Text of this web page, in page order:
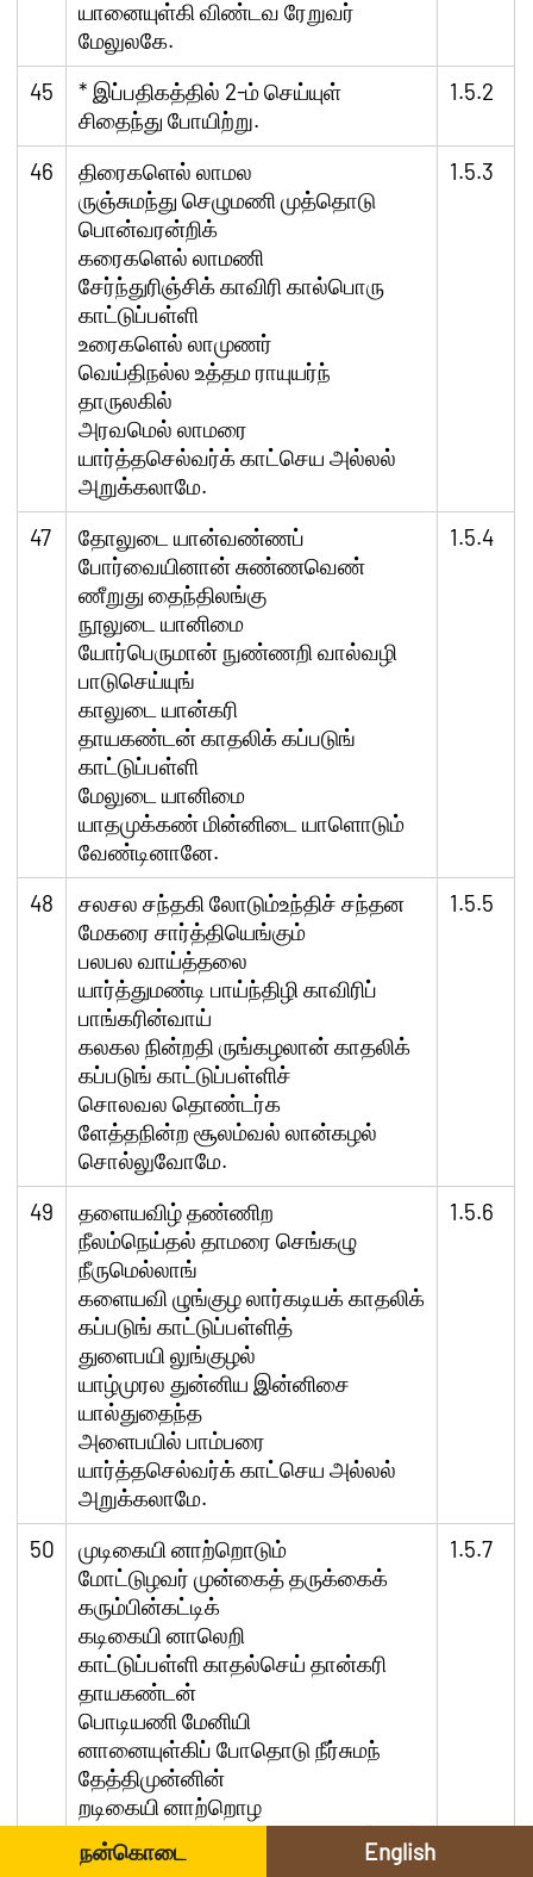
நன்கொடை English
யானையுள்கி விண்டவ ரேறுவர்
மேலுலகே.
45
* இப்பதிகத்தில் 2-ம் செய்யுள்
சிதைந்து போயிற்று.
1.5.2
46
திரைகளெல் லாமல
ருஞ்சுமந்து செழுமணி முத்தொடு
பொன்வரன்றிக்
கரைகளெல் லாமணி
சேர்ந்துரிஞ்சிக் காவிரி கால்பொரு
காட்டுப்பள்ளி
உரைகளெல் லாமுணர்
வெய்திநல்ல உத்தம ராயுயர்ந்
தாருலகில்
அரவமெல் லாமரை
யார்த்தசெல்வர்க் காட்செய அல்லல்
அறுக்கலாமே.
1.5.3
47
தோலுடை யான்வண்ணப்
போர்வையினான் சுண்ணவெண்
ணீறுது தைந்திலங்கு
நூலுடை யானிமை
யோர்பெருமான் நுண்ணறி வால்வழி
பாடுசெய்யுங்
காலுடை யான்கரி
தாயகண்டன் காதலிக் கப்படுங்
காட்டுப்பள்ளி
மேலுடை யானிமை
யாதமுக்கண் மின்னிடை யாளொடும்
வேண்டினானே.
1.5.4
48
சலசல சந்தகி லோடும்உந்திச் சந்தன
மேகரை சார்த்தியெங்கும்
பலபல வாய்த்தலை
யார்த்துமண்டி பாய்ந்திழி காவிரிப்
பாங்கரின்வாய்
கலகல நின்றதி ருங்கழலான் காதலிக்
கப்படுங் காட்டுப்பள்ளிச்
சொலவல தொண்டர்க
ளேத்தநின்ற சூலம்வல் லான்கழல்
சொல்லுவோமே.
1.5.5
49
தளையவிழ் தண்ணிற
நீலம்நெய்தல் தாமரை செங்கழு
நீருமெல்லாங்
களையவி ழுங்குழ லார்கடியக் காதலிக்
கப்படுங் காட்டுப்பள்ளித்
துளைபயி லுங்குழல்
யாழ்முரல துன்னிய இன்னிசை
யால்துதைந்த
அளைபயில் பாம்பரை
யார்த்தசெல்வர்க் காட்செய அல்லல்
அறுக்கலாமே.
1.5.6
50
முடிகையி னாற்றொடும்
மோட்டுழவர் முன்கைத் தருக்கைக்
கரும்பின்கட்டிக்
கடிகையி னாலெறி
காட்டுப்பள்ளி காதல்செய் தான்கரி
தாயகண்டன்
பொடியணி மேனியி
னானையுள்கிப் போதொடு நீர்சுமந்
தேத்திமுன்னின்
றடிகையி னாற்றொழ
வல்லதொண்டர் அருவினை யைத்துரந்
தாட்செய்வாரே.
1.5.7